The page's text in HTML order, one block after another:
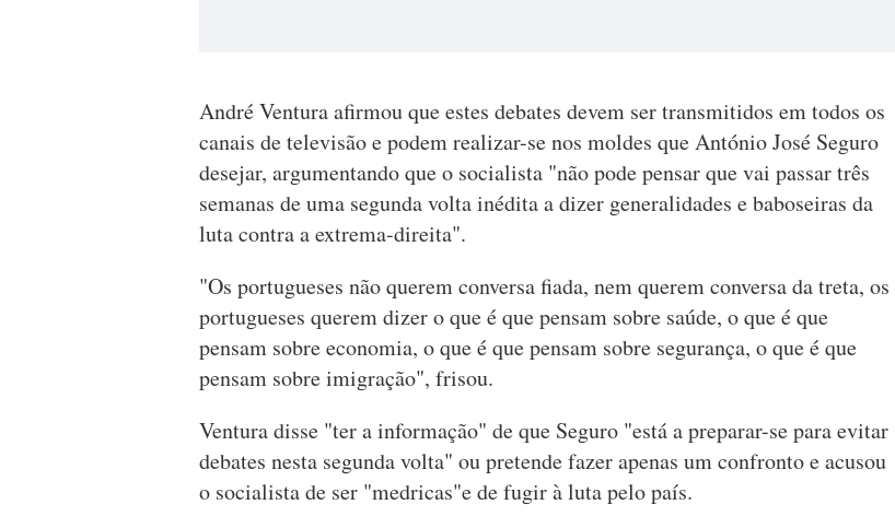
André Ventura afirmou que estes debates devem ser transmitidos em todos os
canais de televisão e podem realizar-se nos moldes que António José Seguro
desejar, argumentando que o socialista "não pode pensar que vai passar três
semanas de uma segunda volta inédita a dizer generalidades e baboseiras da
luta contra a extrema-direita".
"Os portugueses não querem conversa fiada, nem querem conversa da treta, os
portugueses querem dizer o que é que pensam sobre saúde, o que é que
pensam sobre economia, o que é que pensam sobre segurança, o que é que
pensam sobre imigração", frisou.
Ventura disse "ter a informação" de que Seguro "está a preparar-se para evitar
debates nesta segunda volta" ou pretende fazer apenas um confronto e acusou
o socialista de ser "medricas"e de fugir à luta pelo país.